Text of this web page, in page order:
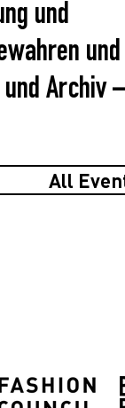
und
Archiv
All